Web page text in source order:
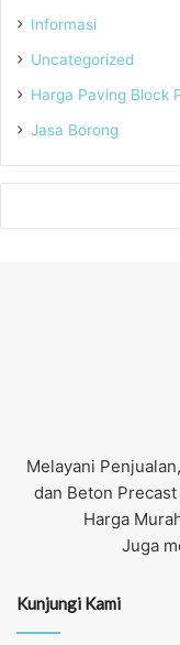
Informasi
Uncategorized
Harga Paving Block
Jasa Borong
Melayani
dan Beton
Harga
Juga
Kunjungi Kami